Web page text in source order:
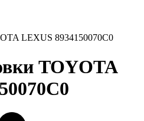
LEXUS 8934150070C0
TOYOTA